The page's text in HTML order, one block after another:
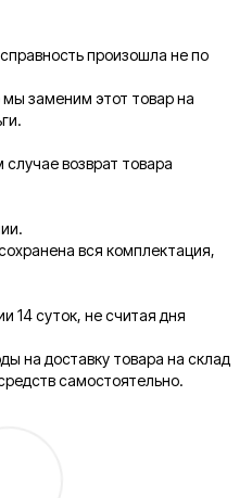
произошла не по
заменим этот товар на
возврат товара
вся комплектация,
14 суток, не считая дня
на доставку товара на склад
самостоятельно.